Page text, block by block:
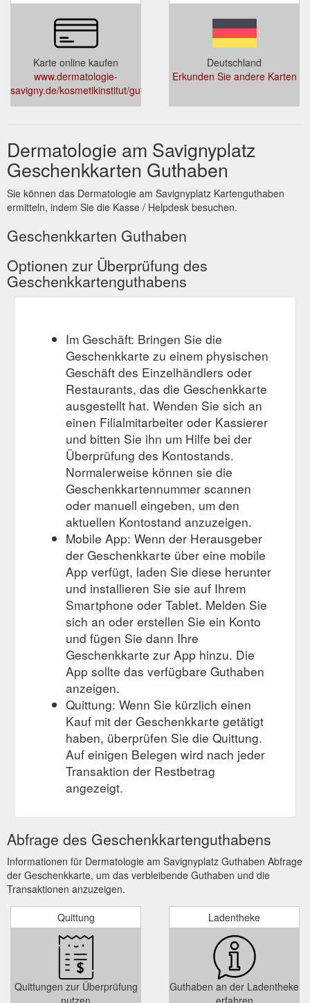
Karte online kaufen
www.dermatologie-
savigny.de/kosmetikinstitut/gutscheine/
Deutschland
Erkunden Sie andere Karten
Dermatologie am Savignyplatz
Geschenkkarten Guthaben
Sie können das Dermatologie am Savignyplatz Kartenguthaben
ermitteln, indem Sie die Kasse / Helpdesk besuchen.
Geschenkkarten Guthaben
Optionen zur Überprüfung des
Geschenkkartenguthabens
Im Geschäft: Bringen Sie die
Geschenkkarte zu einem physischen
Geschäft des Einzelhändlers oder
Restaurants, das die Geschenkkarte
ausgestellt hat. Wenden Sie sich an
einen Filialmitarbeiter oder Kassierer
und bitten Sie ihn um Hilfe bei der
Überprüfung des Kontostands.
Normalerweise können sie die
Geschenkkartennummer scannen
oder manuell eingeben, um den
aktuellen Kontostand anzuzeigen.
Mobile App: Wenn der Herausgeber
der Geschenkkarte über eine mobile
App verfügt, laden Sie diese herunter
und installieren Sie sie auf Ihrem
Smartphone oder Tablet. Melden Sie
sich an oder erstellen Sie ein Konto
und fügen Sie dann Ihre
Geschenkkarte zur App hinzu. Die
App sollte das verfügbare Guthaben
anzeigen.
Quittung: Wenn Sie kürzlich einen
Kauf mit der Geschenkkarte getätigt
haben, überprüfen Sie die Quittung.
Auf einigen Belegen wird nach jeder
Transaktion der Restbetrag
angezeigt.
Abfrage des Geschenkkartenguthabens
Informationen für Dermatologie am Savignyplatz Guthaben Abfrage
der Geschenkkarte, um das verbleibende Guthaben und die
Transaktionen anzuzeigen.
Quittung
Quittungen zur Überprüfung
nutzen
Ladentheke
Guthaben an der Ladentheke
erfahren